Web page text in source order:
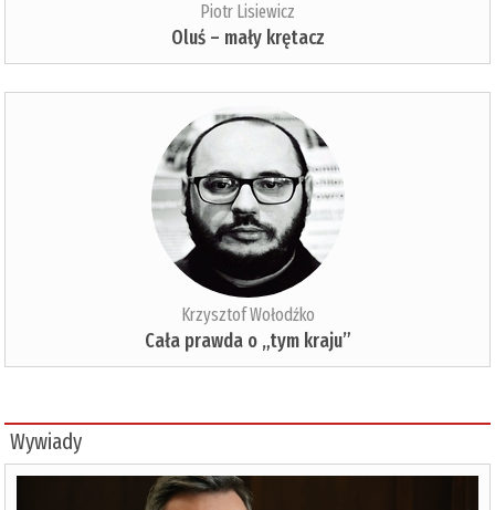
Piotr Lisiewicz
Oluś – mały krętacz
Krzysztof Wołodźko
Cała prawda o „tym kraju”
Wywiady